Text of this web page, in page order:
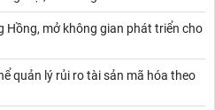
Hồng, mở không gian phát triển cho
quản lý rủi ro tài sản mã hóa theo